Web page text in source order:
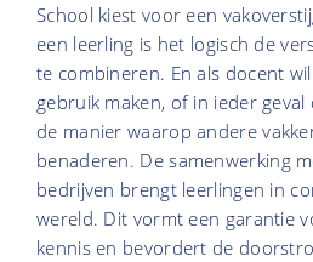
School kiest voor een
een leerling is het logisch de
te combineren. En als docent
gebruik maken, of in ieder
de manier waarop andere
benaderen. De samenwerking
bedrijven brengt leerlingen in
wereld. Dit vormt een garantie
kennis en bevordert de